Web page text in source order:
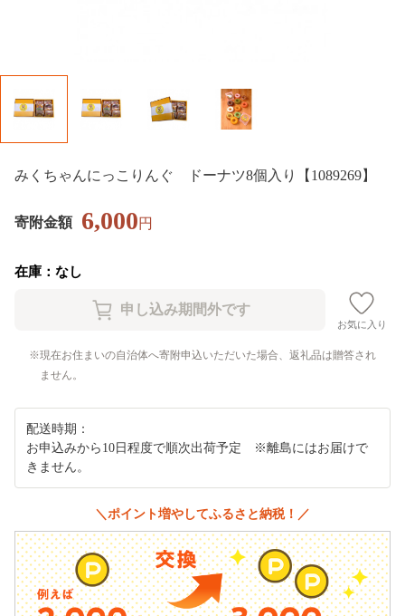
みくちゃんにっこりんぐ ドーナツ8個入り【1089269】
寄附金額 6,000円
在庫：なし
お気に入り
現在お住まいの自治体へ寄附申込いただいた場合、返礼品は贈答され
ません。
配送時期：
お申込みから10日程度で順次出荷予定 ※離島にはお届けで
きません。
＼ポイント増やしてふるさと納税！／